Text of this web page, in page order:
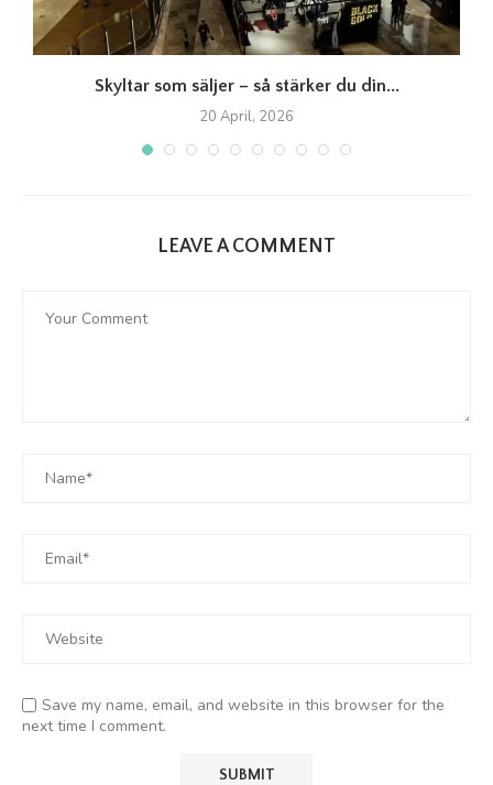
Skyltar som säljer – så stärker du din...
20 April, 2026
LEAVE A COMMENT
Save my name, email, and website in this browser for the
next time I comment.